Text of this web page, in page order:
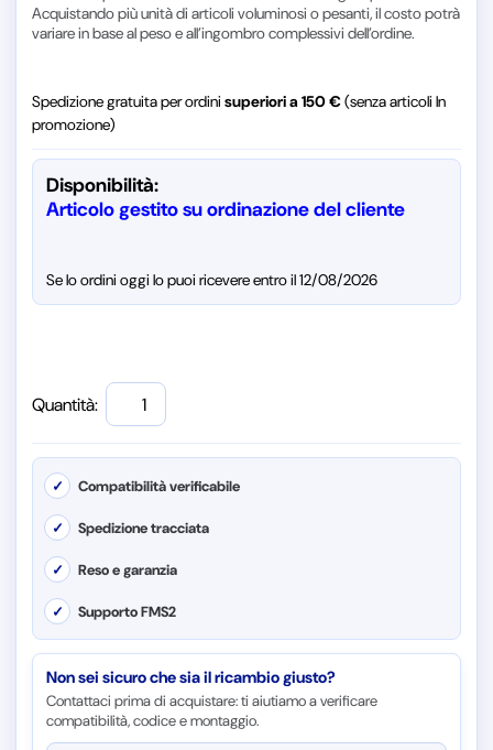
Acquistando più unità di articoli voluminosi o pesanti, il costo potrà
variare in base al peso e all’ingombro complessivi dell’ordine.
Spedizione gratuita per ordinisuperiori a 150 €(senza articoli In
promozione)
Disponibilità:
Articolo gestito su ordinazione del cliente
Se lo ordini oggi lo puoi ricevere entro il 12/08/2026
Quantità:
✓ Compatibilità verificabile
✓ Spedizione tracciata
✓ Reso e garanzia
✓ Supporto FMS2
Non sei sicuro che sia il ricambio giusto?
Contattaci prima di acquistare: ti aiutiamo a verificare
compatibilità, codice e montaggio.